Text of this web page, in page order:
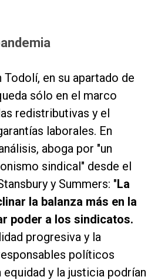
Todolí, en su apartado de
sólo en el marco
redistributivas y el
laborales. En
aboga por "un
sindical" desde el
y Summers: "La
la balanza más en la
poder a los sindicatos.
progresiva y la
políticos
y la justicia podrían